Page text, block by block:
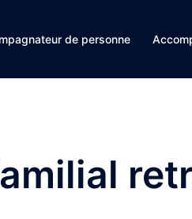
de personne